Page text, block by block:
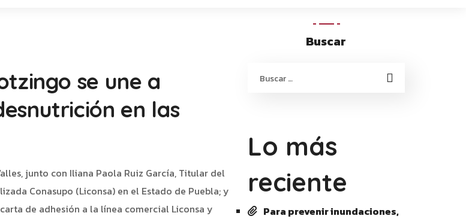
se une a
en las
junto con Iliana Paola Ruiz García, Titular del
Conasupo (Liconsa) en el Estado de Puebla; y
de adhesión a la línea comercial Liconsa y
Buscar
Lo más
reciente
Para prevenir inundaciones,